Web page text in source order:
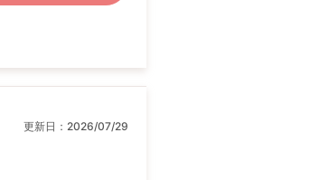
更新日： 2026/07/29